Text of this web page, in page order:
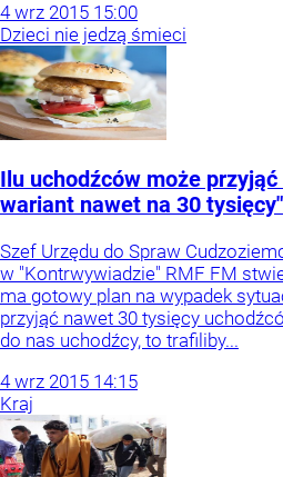
4 wrz 2015 15:00
Dzieci nie jedzą śmieci
Ilu uchodźców może
wariant nawet na 30 tysięcy"
Szef Urzędu do Spraw
w "Kontrwywiadzie" RMF FM
ma gotowy plan na wypadek
przyjąć nawet 30 tysięcy
do nas uchodźcy, to trafiliby...
4 wrz 2015 14:15
Kraj